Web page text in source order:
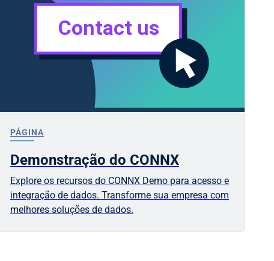
PÁGINA
Demonstração do CONNX
Explore os recursos do CONNX Demo para acesso e
integração de dados. Transforme sua empresa com
melhores soluções de dados.